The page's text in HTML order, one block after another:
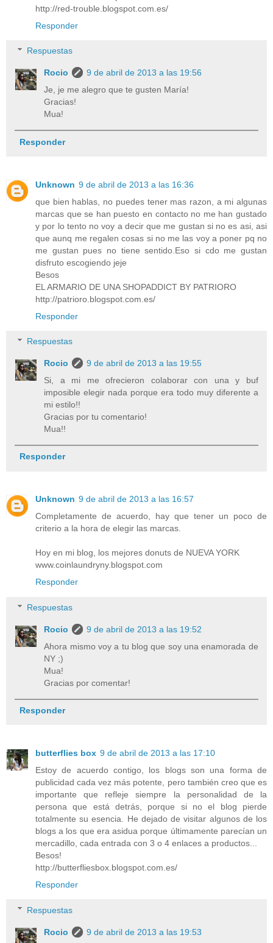
http://red-trouble.blogspot.com.es/
Responder
Respuestas
Rocio
9 de abril de 2013 a las 19:56
Je, je me alegro que te gusten María!
Gracias!
Mua!
Responder
Unknown 9 de abril de 2013 a las 16:36
que bien hablas, no puedes tener mas razon, a mi algunas
marcas que se han puesto en contacto no me han gustado
y por lo tento no voy a decir que me gustan si no es asi, asi
que aunq me regalen cosas si no me las voy a poner pq no
me gustan pues no tiene sentido.Eso si cdo me gustan
disfruto escogiendo jeje
Besos
EL ARMARIO DE UNA SHOPADDICT BY PATRIORO
http://patrioro.blogspot.com.es/
Responder
Respuestas
Rocio
9 de abril de 2013 a las 19:55
Si, a mi me ofrecieron colaborar con una y buf
imposible elegir nada porque era todo muy diferente a
mi estilo!!
Gracias por tu comentario!
Mua!!
Responder
Unknown 9 de abril de 2013 a las 16:57
Completamente de acuerdo, hay que tener un poco de
criterio a la hora de elegir las marcas.
Hoy en mi blog, los mejores donuts de NUEVA YORK
www.coinlaundryny.blogspot.com
Responder
Respuestas
Rocio
9 de abril de 2013 a las 19:52
Ahora mismo voy a tu blog que soy una enamorada de
NY ;)
Mua!
Gracias por comentar!
Responder
butterflies box 9 de abril de 2013 a las 17:10
Estoy de acuerdo contigo, los blogs son una forma de
publicidad cada vez más potente, pero también creo que es
importante que refleje siempre la personalidad de la
persona que está detrás, porque si no el blog pierde
totalmente su esencia. He dejado de visitar algunos de los
blogs a los que era asidua porque últimamente parecían un
mercadillo, cada entrada con 3 o 4 enlaces a productos...
Besos!
http://butterfliesbox.blogspot.com.es/
Responder
Respuestas
Rocio
9 de abril de 2013 a las 19:53